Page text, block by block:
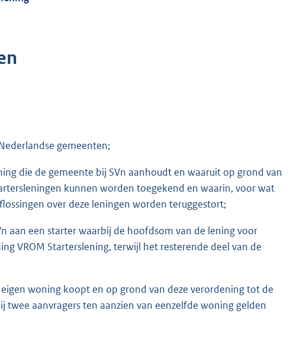
gemeenten;
die de gemeente bij SVn aanhoudt en waaruit op grond van
kunnen worden toegekend en waarin, voor wat
over deze leningen worden teruggestort;
aan een starter waarbij de hoofdsom van de lening voor
VROM Starterslening, terwijl het resterende deel van de
woning koopt en op grond van deze verordening tot de
twee aanvragers ten aanzien van eenzelfde woning gelden